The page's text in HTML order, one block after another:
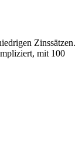
Zinssätzen.
mit 100